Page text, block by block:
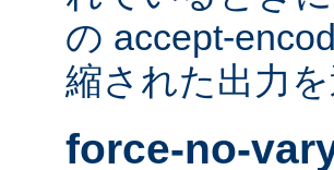
の accept-
縮された出力
force-no-